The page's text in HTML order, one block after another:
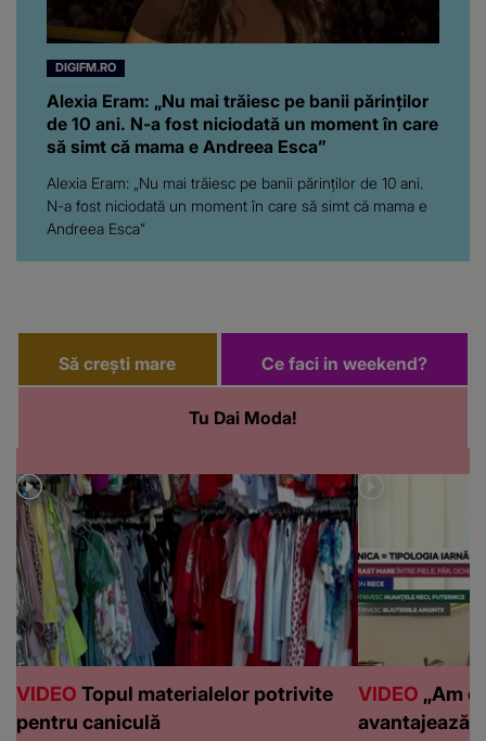
DIGIFM.RO
Alexia Eram: „Nu mai trăiesc pe banii părinților
de 10 ani. N-a fost niciodată un moment în care
să simt că mama e Andreea Esca”
Alexia Eram: „Nu mai trăiesc pe banii părinților de 10 ani.
N-a fost niciodată un moment în care să simt că mama e
Andreea Esca”
Să crești mare
Tu Dai Moda!
Ce faci in weekend?
VIDEO Topul materialelor potrivite
pentru caniculă
VIDEO „Am
avantajează